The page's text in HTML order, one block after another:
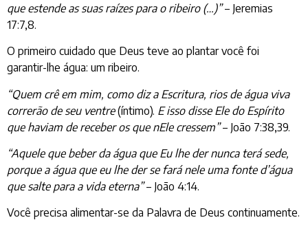
que estende as suas raízes para o ribeiro (…)”– Jeremias
17:7,8.
O primeiro cuidado que Deus teve ao plantar você foi
garantir-lhe água: um ribeiro.
“Quem crê em mim, como diz a Escritura, rios de água viva
correrão de seu ventre(íntimo). E isso disse Ele do Espírito
que haviam de receber os que nEle cressem”– João 7:38,39.
“Aquele que beber da água que Eu lhe der nunca terá sede,
porque a água que eu lhe der se fará nele uma fonte d’água
que salte para a vida eterna”– João 4:14.
Você precisa alimentar-se da Palavra de Deus continuamente.